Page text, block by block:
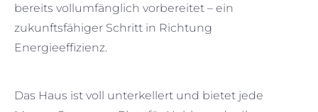
bereits vollumfänglich vorbereitet – ein
zukunftsfähiger Schritt in Richtung
Energieeffizienz.
Das Haus ist voll unterkellert und bietet jede